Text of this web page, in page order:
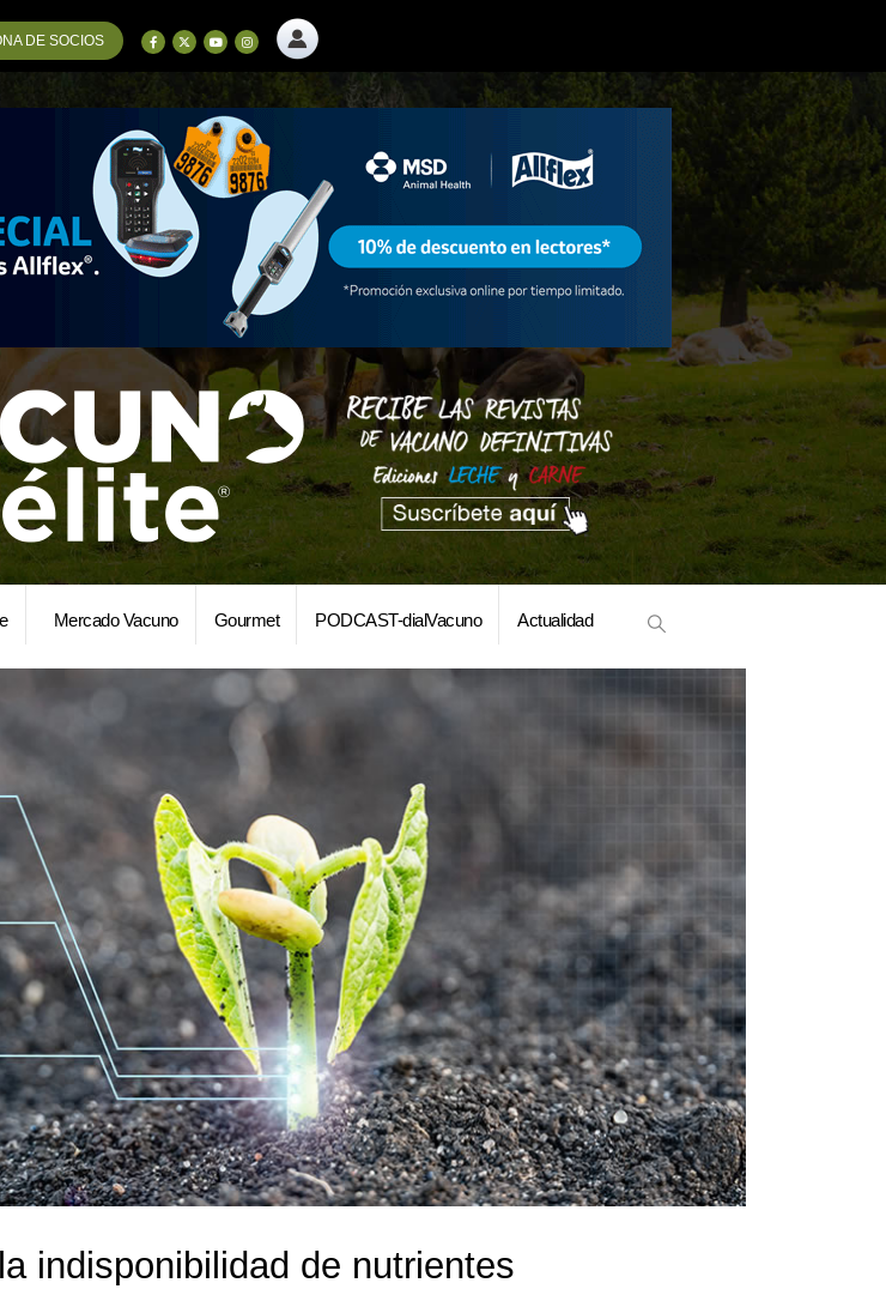
DE SOCIOS
Mercado Vacuno Gourmet PODCAST-dialVacuno Actualidad
indisponibilidad de nutrientes